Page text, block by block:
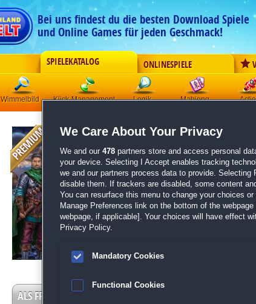
Bei uns findest du die besten Download Spiele
und Online Games für jeden Geschmack!
SPIELEKATALOG ONLINESPIELE
Wimmelbild Klick-Management Logik Mahjong
Hunter's
Originaltitel:
Entwickler:
Wimmelbild |
Spannende
ALS FREISPIEL EINLÖSEN
We Care About Your Privacy
We and our 478 partners store and access personal
your device. Selecting I Accept enables tracking
we and our partners process data to provide. Selecting
disable them. If trackers are disabled, some content
You can resurface this menu to change your choices
Manage Preferences link on the bottom of the
webpage, if applicable]. Your choices will have effect
Privacy Policy.
Mandatory Cookies
Functional Cookies